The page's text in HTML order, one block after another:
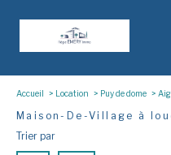
Accueil Location Puy de dome
Maison-De-Village à
Trier par